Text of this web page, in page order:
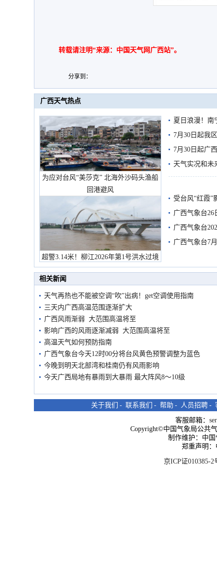
转载请注明“来源：中国天气网广西站”。
分享到：
广西天气热点
为应对台风“美莎克” 北海外沙码头渔船
回港避风
超警3.14米！柳江2026年第1号洪水过境
市民在堤岸见证汛况
夏日浪漫！南
7月30日起我
7月30日起广
天气实况和未
受台风“红霞”
有较强降雨
广西气象台26
广西气象台
预警
广西气象台7
相关新闻
天气再热也不能被空调“吹”出病！get空调使用指南
三天内广西高温范围逐渐扩大
广西风雨渐弱 大范围高温将至
影响广西的风雨逐渐减弱 大范围高温将至
高温天气如何预防指南
广西气象台今天12时00分将台风黄色预警调整为蓝色
今晚到明天北部湾和桂南仍有风雨影响
今天广西局地有暴雨到大暴雨 最大阵风8～10级
关于我们 - 联系我们 - 帮助 - 人员招聘 -
客服邮箱：
Copyright©中国气象局公共
制作维护：中
郑重声明
京ICP证010385-2